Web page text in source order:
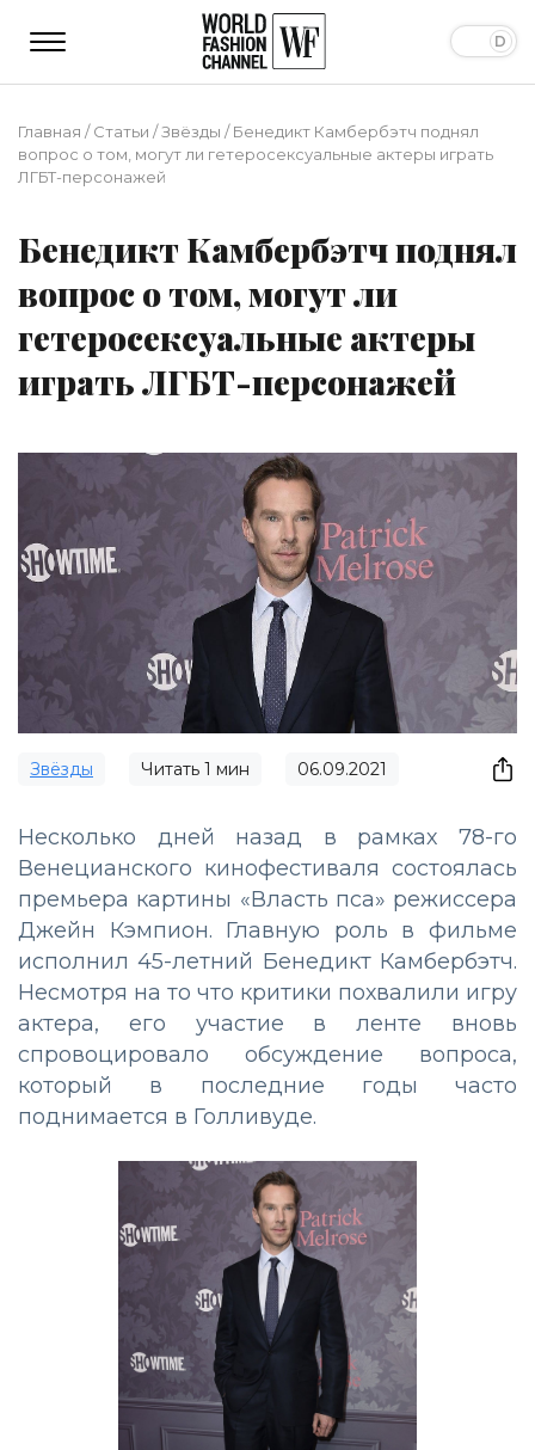
Главная /Статьи /Звёзды /Бенедикт Камбербэтч поднял
вопрос о том, могут ли гетеросексуальные актеры играть
ЛГБТ-персонажей
Бенедикт Камбербэтч поднял
вопрос о том, могут ли
гетеросексуальные актеры
играть ЛГБТ-персонажей
Звёзды Читать 1 мин 06.09.2021
Несколько дней назад в рамках 78-го
Венецианского кинофестиваля состоялась
премьера картины «Власть пса» режиссера
Джейн Кэмпион. Главную роль в фильме
исполнил 45-летний Бенедикт Камбербэтч.
Несмотря на то что критики похвалили игру
актера, его участие в ленте вновь
спровоцировало обсуждение вопроса,
который в последние годы часто
поднимается в Голливуде.